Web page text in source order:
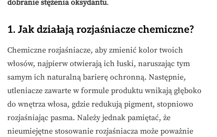
dobranie stężenia oksydantu.
1. Jak działają rozjaśniacze chemiczne?
Chemiczne rozjaśniacze, aby zmienić kolor twoich
włosów, najpierw otwierają ich łuski, naruszając tym
samym ich naturalną barierę ochronną. Następnie,
utleniacze zawarte w formule produktu wnikają głęboko
do wnętrza włosa, gdzie redukują pigment, stopniowo
rozjaśniając pasma. Należy jednak pamiętać, że
nieumiejętne stosowanie rozjaśniacza może poważnie